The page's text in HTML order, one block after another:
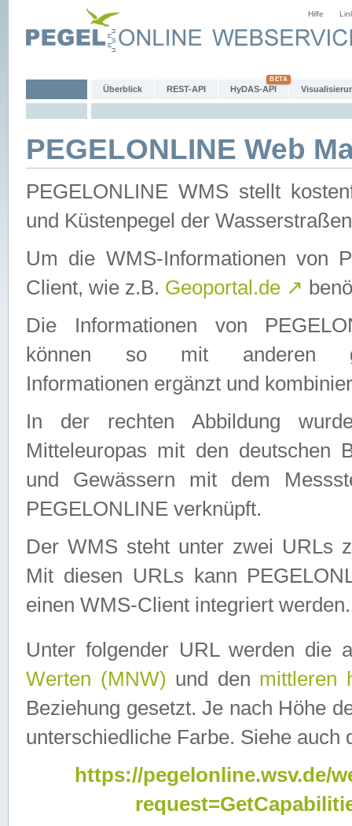
Hilfe
Überblick REST-API HyDAS-API
PEGELONLINE Web
PEGELONLINE WMS stellt
und Küstenpegel der
Um die WMS-Informationen von
Client, wie z.B. Geoportal.de ↗
Die Informationen von
können so mit anderen
Informationen ergänzt und
In der rechten Abbildung
Mitteleuropas mit den deutschen
und Gewässern mit dem
PEGELONLINE verknüpft.
Der WMS steht unter zwei URLs
Mit diesen URLs kann
einen WMS-Client integriert werden.
Unter folgender URL werden die
Werten (MNW) und den mittleren
Beziehung gesetzt. Je nach Höhe
unterschiedliche Farbe. Siehe auch
https://pegelonline.wsv.de/